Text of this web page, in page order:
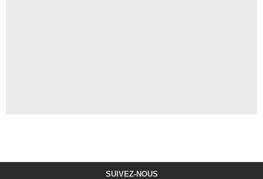
SUIVEZ-NOUS